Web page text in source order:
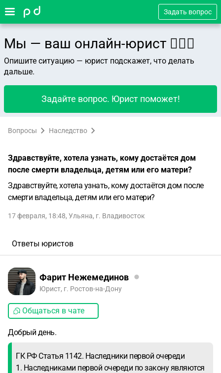
Задать вопрос
Мы — ваш онлайн-юрист 👨🏻‍⚖️
Опишите ситуацию — юрист подскажет, что делать
дальше.
Задайте вопрос. Юрист поможет!
Вопросы Наследство
Здравствуйте, хотела узнать, кому достаётся дом
после смерти владельца, детям или его матери?
Здравствуйте, хотела узнать, кому достаётся дом после
смерти владельца, детям или его матери?
17 февраля, 18:48, Ульяна, г. Владивосток
Ответы юристов
Фарит Нежемединов
Юрист, г. Ростов-на-Дону
Общаться в чате
Добрый день.
ГК РФ Статья 1142. Наследники первой очереди
1. Наследниками первой очереди по закону являются